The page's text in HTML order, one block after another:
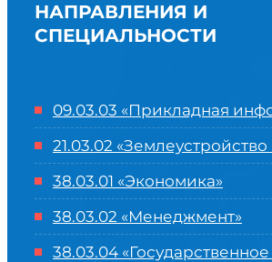
НАПРАВЛЕНИЯ И
СПЕЦИАЛЬНОСТИ
09.03.03 «Прикладная
21.03.02
38.03.01 «Экономика»
38.03.02 «Менеджмент»
38.03.04 «Государственное